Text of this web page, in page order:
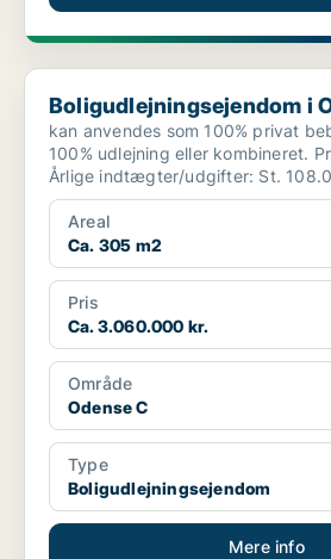
Boligudlejningsejendom i Odense C
Boligudlejningsejendom i
kan anvendes som 100% privat
100% udlejning eller kombineret. Prospekt vedlagt
Årlige indtægter/udgifter: St.
Areal
Ca. 305 m2
Pris
Ca. 3.060.000 kr.
Område
Odense C
Type
Boligudlejningsejendom
Mere info